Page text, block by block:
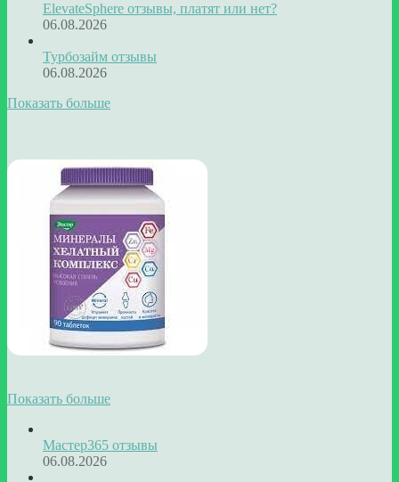
ElevateSphere отзывы, платят или нет?
06.08.2026
Турбозайм отзывы
06.08.2026
Показать больше
Показать больше
Мастер365 отзывы
06.08.2026